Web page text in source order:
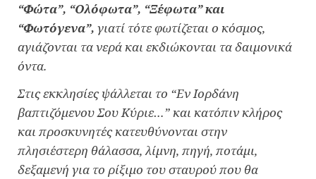
“Φώτα”, “Ολόφωτα”, “Ξέφωτα” και
“Φωτόγενα”, γιατί τότε φωτίζεται ο κόσμος,
αγιάζονται τα νερά και εκδιώκονται τα δαιμονικά
όντα.
Στις εκκλησίες ψάλλεται το “Εν Ιορδάνη
βαπτιζόμενου Σου Κύριε…” και κατόπιν κλήρος
και προσκυνητές κατευθύνονται στην
πλησιέστερη θάλασσα, λίμνη, πηγή, ποτάμι,
δεξαμενή για το ρίξιμο του σταυρού που θα